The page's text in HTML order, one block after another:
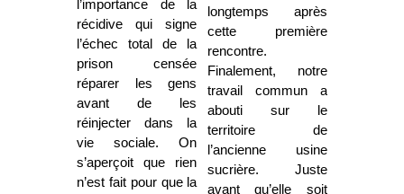
l’importance de la
récidive qui signe
l’échec total de la
prison censée
réparer les gens
avant de les
réinjecter dans la
vie sociale. On
s’aperçoit que rien
n’est fait pour que la
longtemps après
cette première
rencontre.
Finalement, notre
travail commun a
abouti sur le
territoire de
l’ancienne usine
sucrière. Juste
avant qu’elle soit